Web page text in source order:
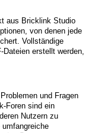
aus Bricklink Studio
von denen jede
Vollständige
erstellt werden,
und Fragen
Foren sind ein
Nutzern zu